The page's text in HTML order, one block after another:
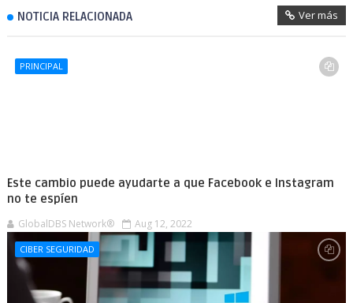
NOTICIA RELACIONADA Ver más
PRINCIPAL
Este cambio puede ayudarte a que Facebook e Instagram
no te espíen
GlobalDBS Network® Aug 12, 2022
CIBER SEGURIDAD